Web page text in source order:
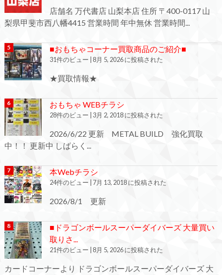
店舗名 万代書店 山梨本店 住所 〒400-0117 山
梨県甲斐市西八幡4415 営業時間 年中無休 営業時間...
■おもちゃコーナー買取商品のご紹介■
31件のビュー 8月 5, 2026 に投稿された
★買取情報★
おもちゃ WEBチラシ
28件のビュー 3月 2, 2018 に投稿された
2026/6/22 更新 METAL BUILD 強化買取
中！！ 更新中 しばらく...
本Webチラシ
24件のビュー 7月 13, 2018 に投稿された
2026/8/1 更新
■ドラゴンボールスーパーダイバーズ 大量買い
取りさ...
21件のビュー 8月 5, 2026 に投稿された
カードコーナーより ドラゴンボールスーパーダイバーズ 大